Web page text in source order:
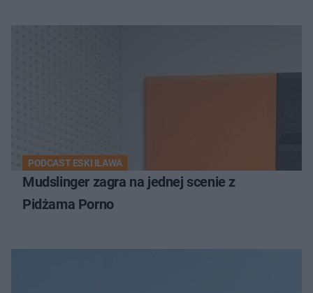
PODCAST ESKI IŁAWA
Mudslinger zagra na jednej scenie z
Pidżama Porno